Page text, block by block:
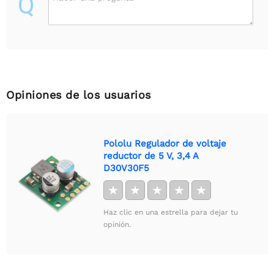
Opiniones de los usuarios
Pololu Regulador de voltaje
reductor de 5 V, 3,4 A
D30V30F5
★ ★ ★ ★ ★
Haz clic en una estrella para dejar tu
opinión.